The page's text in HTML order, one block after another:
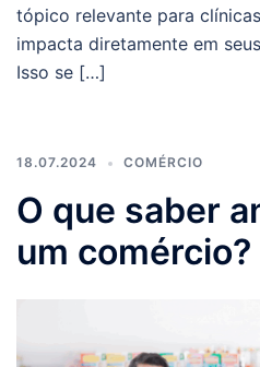
tópico relevante para
impacta diretamente em
Isso se […]
18.07.2024 COMÉRCIO
O que saber
um comércio?